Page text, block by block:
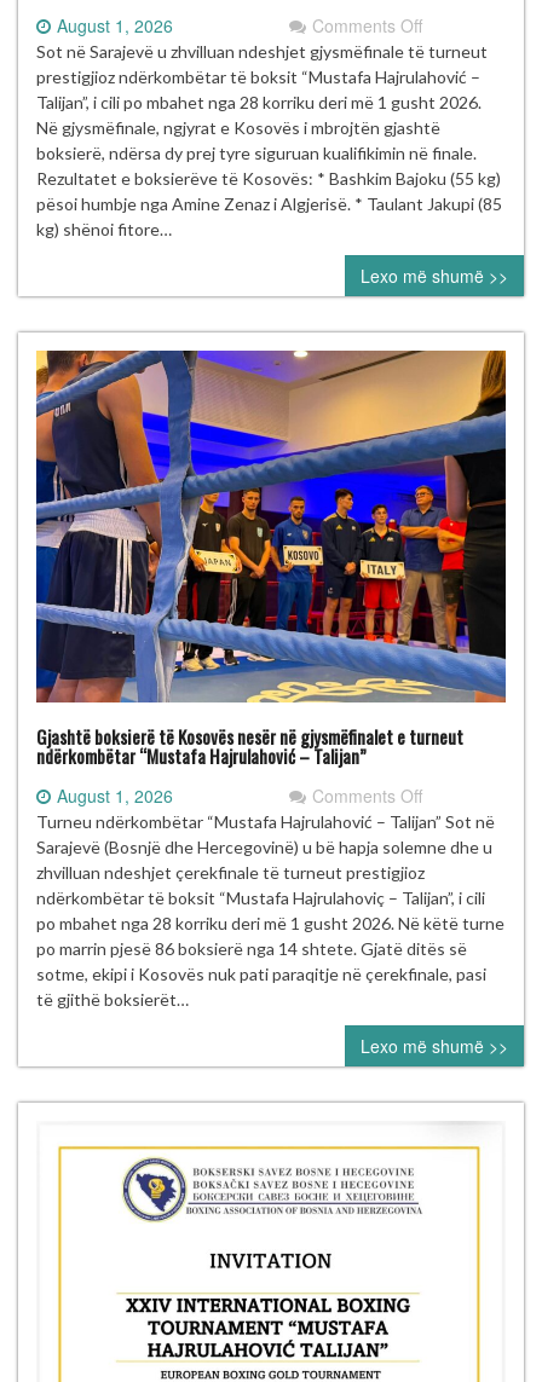
August 1, 2026 Comments Offon
Taulant
Jakupi
dhe
Riad
Isufi
sigurojnë
finalen
Turneun
Ndërkombëtar
“Mustafa
Hajrulahović
–
Sot në Sarajevë u zhvilluan ndeshjet gjysmëfinale të turneut
prestigjioz ndërkombëtar të boksit “Mustafa Hajrulahović –
Talijan”, i cili po mbahet nga 28 korriku deri më 1 gusht 2026.
Në gjysmëfinale, ngjyrat e Kosovës i mbrojtën gjashtë
boksierë, ndërsa dy prej tyre siguruan kualifikimin në finale.
Rezultatet e boksierëve të Kosovës: * Bashkim Bajoku (55 kg)
pësoi humbje nga Amine Zenaz i Algjerisë. * Taulant Jakupi (85
kg) shënoi fitore…
Lexo më shumë >>
Gjashtë boksierë të Kosovës nesër në gjysmëfinalet e turneut
ndërkombëtar “Mustafa Hajrulahović – Talijan”
August 1, 2026 Comments Offon
Gjashtë
boksierë
të
Kosovës
nesër
në
gjysmëfinalet
turneut
ndërkombëtar
“Mustafa
Hajrulahović
Talijan”
Turneu ndërkombëtar “Mustafa Hajrulahović – Talijan” Sot në
Sarajevë (Bosnjë dhe Hercegovinë) u bë hapja solemne dhe u
zhvilluan ndeshjet çerekfinale të turneut prestigjioz
ndërkombëtar të boksit “Mustafa Hajrulahoviç – Talijan”, i cili
po mbahet nga 28 korriku deri më 1 gusht 2026. Në këtë turne
po marrin pjesë 86 boksierë nga 14 shtete. Gjatë ditës së
sotme, ekipi i Kosovës nuk pati paraqitje në çerekfinale, pasi
të gjithë boksierët…
Lexo më shumë >>